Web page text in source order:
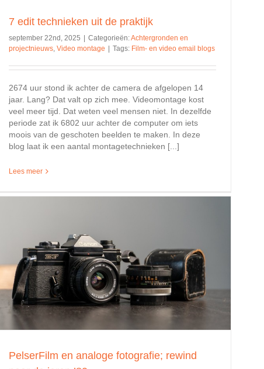
7 edit technieken uit de praktijk
september 22nd, 2025 Categorieën:Achtergronden en
projectnieuws, Video montage Tags: Film- en video email blogs
2674 uur stond ik achter de camera de afgelopen 14
jaar. Lang? Dat valt op zich mee. Videomontage kost
veel meer tijd. Dat weten veel mensen niet. In dezelfde
periode zat ik 6802 uur achter de computer om iets
moois van de geschoten beelden te maken. In deze
blog laat ik een aantal montagetechnieken [...]
Lees meer
PelserFilm en analoge fotografie; rewind